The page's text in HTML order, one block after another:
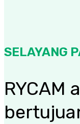
SELAYANG
RYCAM